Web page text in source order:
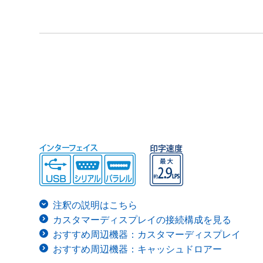
注釈の説明はこちら
カスタマーディスプレイの接続構成を見る
おすすめ周辺機器：カスタマーディスプレイ
おすすめ周辺機器：キャッシュドロアー